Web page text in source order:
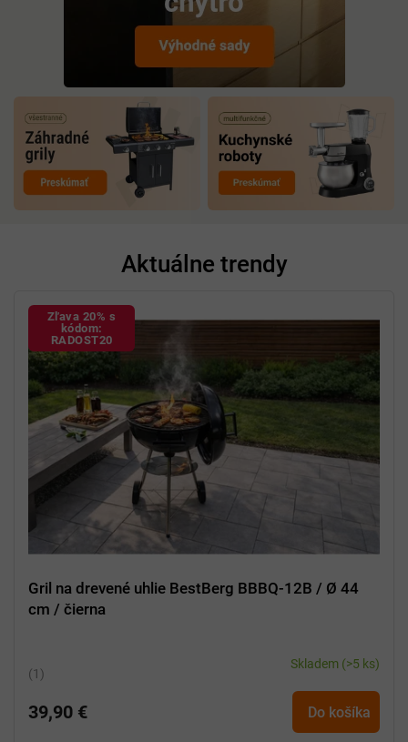
Aktuálne trendy
Zľava 20% s
kódom:
RADOST20
Gril na drevené uhlie BestBerg BBBQ-12B / Ø 44
cm / čierna
Priemerné
produktu
Skladem (>5 ks)
39,90 € Do košíka